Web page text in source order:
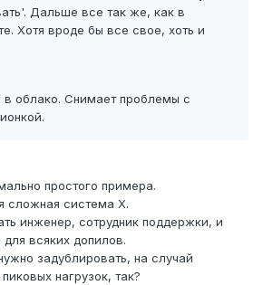
Дальше все так же, как в
Хотя вроде бы все свое, хоть и
в облако. Снимает проблемы с
простого примера.
сложная система X.
инженер, сотрудник поддержки, и
всяких допилов.
задублировать, на случай
нагрузок, так?